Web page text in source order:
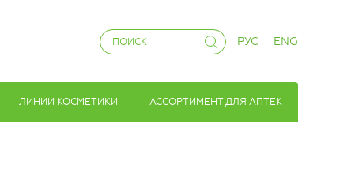
РУС ENG
ЛИНИИ КОСМЕТИКИ АССОРТИМЕНТ ДЛЯ АПТЕК